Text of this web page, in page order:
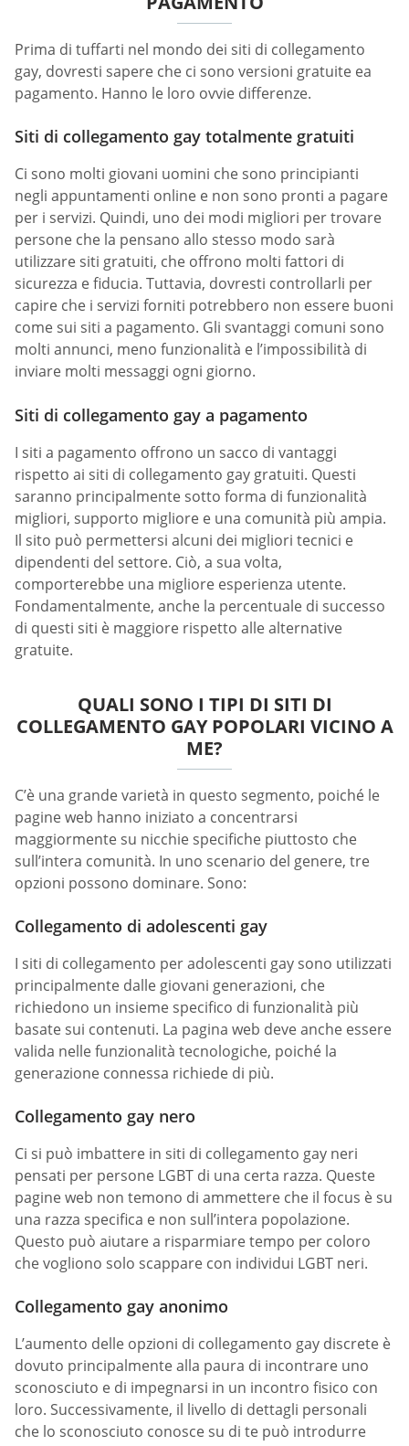
Prima di tuffarti nel mondo dei siti di collegamento
gay, dovresti sapere che ci sono versioni gratuite ea
pagamento. Hanno le loro ovvie differenze.
Siti di collegamento gay totalmente gratuiti
Ci sono molti giovani uomini che sono principianti
negli appuntamenti online e non sono pronti a pagare
per i servizi. Quindi, uno dei modi migliori per trovare
persone che la pensano allo stesso modo sarà
utilizzare siti gratuiti, che offrono molti fattori di
sicurezza e fiducia. Tuttavia, dovresti controllarli per
capire che i servizi forniti potrebbero non essere buoni
come sui siti a pagamento. Gli svantaggi comuni sono
molti annunci, meno funzionalità e l’impossibilità di
inviare molti messaggi ogni giorno.
Siti di collegamento gay a pagamento
I siti a pagamento offrono un sacco di vantaggi
rispetto ai siti di collegamento gay gratuiti. Questi
saranno principalmente sotto forma di funzionalità
migliori, supporto migliore e una comunità più ampia.
Il sito può permettersi alcuni dei migliori tecnici e
dipendenti del settore. Ciò, a sua volta,
comporterebbe una migliore esperienza utente.
Fondamentalmente, anche la percentuale di successo
di questi siti è maggiore rispetto alle alternative
gratuite.
QUALI SONO I TIPI DI SITI DI
COLLEGAMENTO GAY POPOLARI VICINO A
ME?
C’è una grande varietà in questo segmento, poiché le
pagine web hanno iniziato a concentrarsi
maggiormente su nicchie specifiche piuttosto che
sull’intera comunità. In uno scenario del genere, tre
opzioni possono dominare. Sono:
Collegamento di adolescenti gay
I siti di collegamento per adolescenti gay sono utilizzati
principalmente dalle giovani generazioni, che
richiedono un insieme specifico di funzionalità più
basate sui contenuti. La pagina web deve anche essere
valida nelle funzionalità tecnologiche, poiché la
generazione connessa richiede di più.
Collegamento gay nero
Ci si può imbattere in siti di collegamento gay neri
pensati per persone LGBT di una certa razza. Queste
pagine web non temono di ammettere che il focus è su
una razza specifica e non sull’intera popolazione.
Questo può aiutare a risparmiare tempo per coloro
che vogliono solo scappare con individui LGBT neri.
Collegamento gay anonimo
L’aumento delle opzioni di collegamento gay discrete è
dovuto principalmente alla paura di incontrare uno
sconosciuto e di impegnarsi in un incontro fisico con
loro. Successivamente, il livello di dettagli personali
che lo sconosciuto conosce su di te può introdurre